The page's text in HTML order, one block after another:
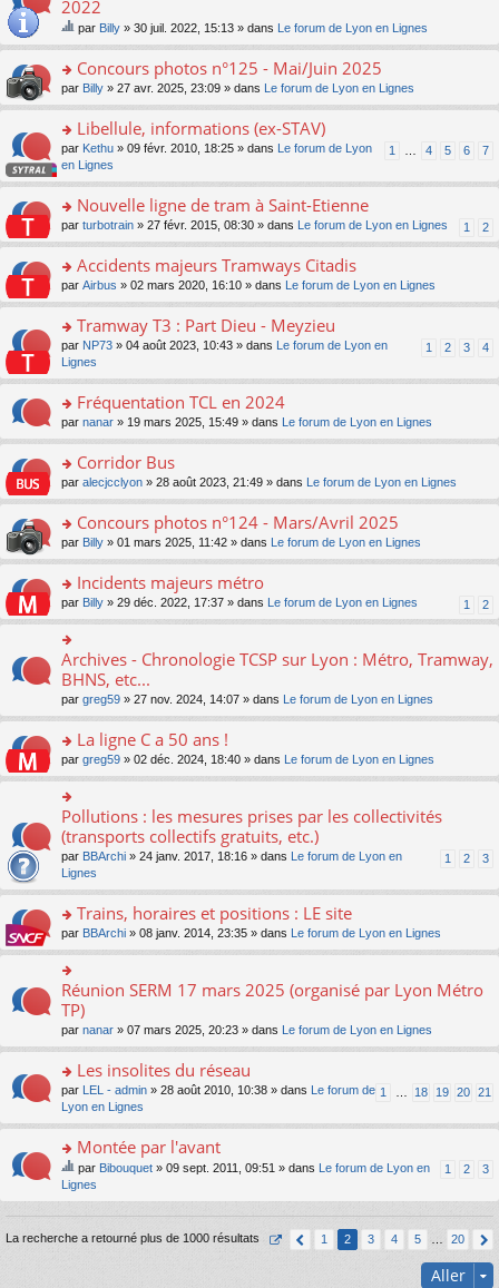
nt
s
ré
nt
le
pl
u
s
ré
nt
n
o
n
le
pl
u
s
ré
c
s
e
n
o
n
le
pl
u
s
ré
c
le
m
e
s
a
g
e
n
o
n
le
pl
u
s
ré
nt
er
le
m
e
s
a
g
e
n
le
pl
u
s
c
e
nt
2022
e
jet
co
nti
en
t
un
ag
e.
par Billy » 30 juil. 2022, 15:13 » dans Le forum de Lyon en Lignes
o
n
ult
er
le
m
e
s
g
e
n
o
lu
u
s
ré
e
nt
Concours photos n°125 - Mai/Juin 2025
par Billy » 27 avr. 2025, 23:09 » dans Le forum de Lyon en Lignes
o
n
s
er
le
m
e
s
g
e
n
o
n
le
u
s
ré
e
nt
Libellule, informations (ex-STAV)
1 4 5 6 7
par Kethu » 09 févr. 2010, 18:25 » dans
Le forum de Lyon
en Lignes
o
n
ult
er
le
m
e
s
g
e
n
o
lu
pl
u
s
c
e
nt
Nouvelle ligne de tram à Saint-Etienne
1 2
par turbotrain » 27 févr. 2015, 08:30 » dans Le forum de Lyon en Lignes
o
n
ult
er
le
m
e
s
g
e
n
o
lu
pl
u
s
ré
c
e
nt
Accidents majeurs Tramways Citadis
par Airbus » 02 mars 2020, 16:10 » dans Le forum de Lyon en Lignes
o
s
er
le
m
e
s
g
e
n
o
lu
pl
u
s
ré
nt
Tramway T3 : Part Dieu - Meyzieu
1 2 3 4
par NP73 » 04 août 2023, 10:43 » dans
Le forum de Lyon en
Lignes
o
n
ult
er
le
m
e
a
g
e
n
o
n
lu
le
pl
u
s
c
nt
Fréquentation TCL en 2024
par nanar » 19 mars 2025, 15:49 » dans Le forum de Lyon en Lignes
o
n
ult
er
le
m
e
s
g
e
n
o
lu
le
pl
u
s
ré
e
Corridor Bus
par alecjcclyon » 28 août 2023, 21:49 » dans Le forum de Lyon en Lignes
o
n
ult
er
le
m
e
s
a
e
n
o
n
lu
le
pl
u
s
ré
c
nt
Concours photos n°124 - Mars/Avril 2025
par Billy » 01 mars 2025, 11:42 » dans Le forum de Lyon en Lignes
o
n
s
ult
er
le
m
e
s
a
e
n
o
n
lu
u
s
ré
c
e
nt
Incidents majeurs métro
1 2
par Billy » 29 déc. 2022, 17:37 » dans Le forum de Lyon en Lignes
o
n
ult
er
le
m
e
s
s
a
g
e
n
o
n
le
pl
u
s
ré
c
Archives - Chronologie TCSP sur Lyon : Métro, Tramway,
BHNS, etc...
par greg59 » 27 nov. 2024, 14:07 » dans Le forum de Lyon en Lignes
o
n
s
ult
er
le
m
e
s
s
g
n
o
lu
u
s
ré
c
e
nt
La ligne C a 50 ans !
par greg59 » 02 déc. 2024, 18:40 » dans Le forum de Lyon en Lignes
o
n
s
ult
er
le
m
e
s
s
a
g
e
n
o
n
le
pl
u
s
ré
c
e
nt
Pollutions : les mesures prises par les collectivités
(transports collectifs gratuits, etc.)
1 2 3
par BBArchi » 24 janv. 2017, 18:16 » dans
Le forum de Lyon en
Lignes
o
n
s
ult
er
le
m
e
s
a
n
o
n
lu
le
pl
Trains, horaires et positions : LE site
par BBArchi » 08 janv. 2014, 23:35 » dans Le forum de Lyon en Lignes
o
n
ult
er
le
m
e
s
a
g
e
n
Réunion SERM 17 mars 2025 (organisé par Lyon Métro
TP)
par nanar » 07 mars 2025, 20:23 » dans Le forum de Lyon en Lignes
o
s
er
le
m
s
Les insolites du réseau
1 18 19 20 21
par LEL - admin » 28 août 2010, 10:38 » dans
Le forum de
Lyon en Lignes
o
n
s
ult
er
Montée par l'avant
1 2
3
e
su
jet
co
par Bibouquet » 09 sept. 2011, 09:51 » dans
Le forum de Lyon en
Lignes
La recherche a retourné plus de 1000 résultats 1 2 3 4 5 20
Aller